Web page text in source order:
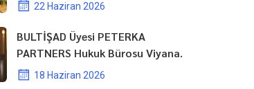
22 Haziran 2026
BULTİŞAD Üyesi PETERKA
PARTNERS Hukuk Bürosu Viyana.
18 Haziran 2026